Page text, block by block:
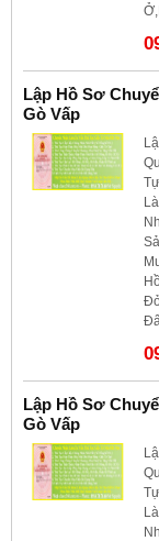
Lập Hồ Sơ
Gò Vấp
Lập Hồ Sơ
Gò Vấp